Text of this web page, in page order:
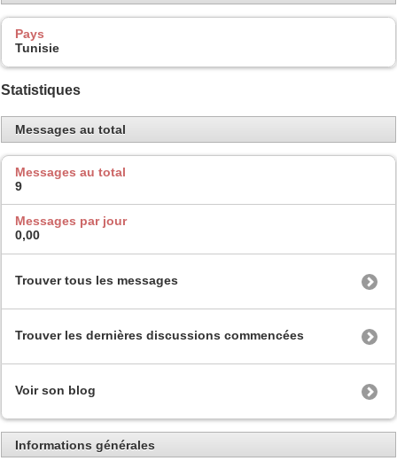
Pays
Tunisie
Statistiques
Messages au total
Messages au total
9
Messages par jour
0,00
Trouver tous les messages
Trouver les dernières discussions commencées
Voir son blog
Informations générales